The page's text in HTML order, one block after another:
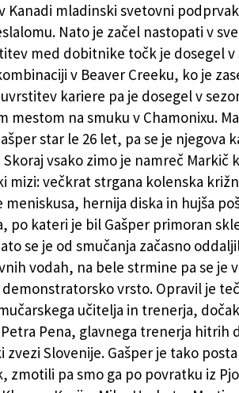
trener slovenskih smučarjev
Kanadi mladinski svetovni
Nato je začel nastopati v
med dobitnike točk je dosegel v
v Beaver Creeku, ko je
kariere pa je dosegel v
mestom na smuku v Chamonixu.
star le 26 let, pa se je njegova
vsako zimo je namreč Markič
mizi: večkrat strgana kolenska
meniskusa, hernija diska in hujša
po kateri je bil Gašper primoran
se je od smučanja začasno
vodah, na bele strmine pa se je
demonstratorsko vrsto. Opravil je
učitelja in trenerja,
Pena, glavnega trenerja hitrih
zvezi Slovenije. Gašper je tako
zmotili pa smo ga po povratku iz